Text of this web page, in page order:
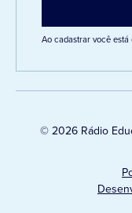
Ao cadastrar você
© 2026 Rádio